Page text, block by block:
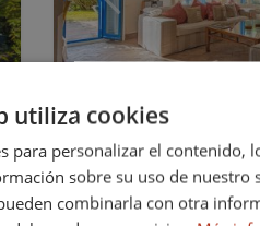
Larga temporada2.500
Adosada
utiliza cookies
para personalizar el contenido,
sobre su uso de nuestro
combinarla con otra